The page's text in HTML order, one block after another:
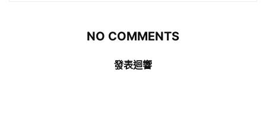
NO COMMENTS
發表迴響